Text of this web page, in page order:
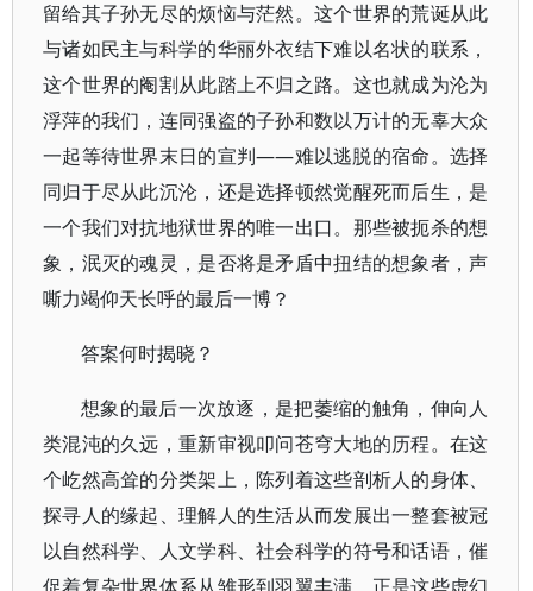
留给其子孙无尽的烦恼与茫然。这个世界的荒诞从此
与诸如民主与科学的华丽外衣结下难以名状的联系，
这个世界的阉割从此踏上不归之路。这也就成为沦为
浮萍的我们，连同强盗的子孙和数以万计的无辜大众
一起等待世界末日的宣判——难以逃脱的宿命。选择
同归于尽从此沉沦，还是选择顿然觉醒死而后生，是
一个我们对抗地狱世界的唯一出口。那些被扼杀的想
象，泯灭的魂灵，是否将是矛盾中扭结的想象者，声
嘶力竭仰天长呼的最后一博？
答案何时揭晓？
想象的最后一次放逐，是把萎缩的触角，伸向人
类混沌的久远，重新审视叩问苍穹大地的历程。在这
个屹然高耸的分类架上，陈列着这些剖析人的身体、
探寻人的缘起、理解人的生活从而发展出一整套被冠
以自然科学、人文学科、社会科学的符号和话语，催